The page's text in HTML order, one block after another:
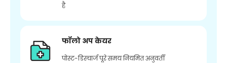
है
फॉलो अप केयर
पोस्ट-डिस्चार्ज पूरे समय नियमित अनुवर्ती